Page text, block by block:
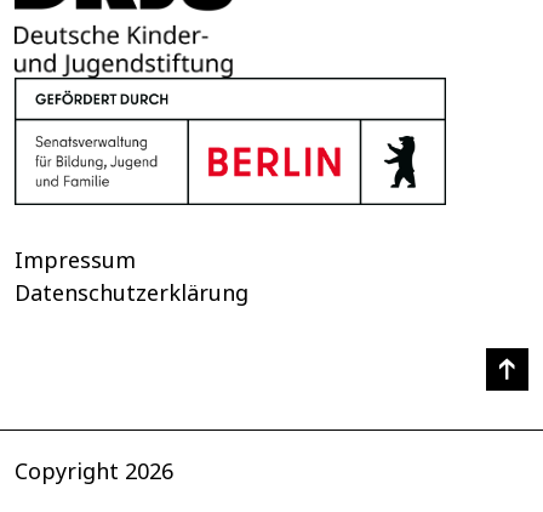
Impressum
Datenschutzerklärung
Copyright 2026